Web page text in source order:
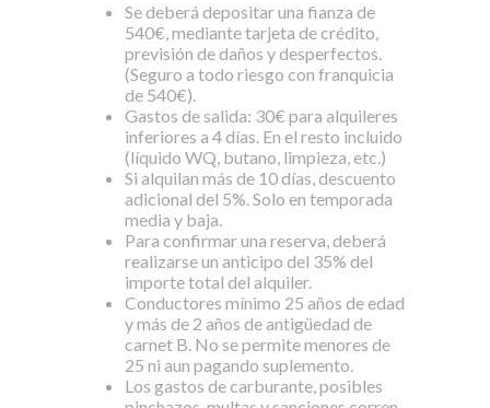
Se deberá depositar una fianza de
540€, mediante tarjeta de crédito,
previsión de daños y desperfectos.
(Seguro a todo riesgo con franquicia
de 540€).
Gastos de salida: 30€ para alquileres
inferiores a 4 días. En el resto incluido
(líquido WQ, butano, limpieza, etc.)
Si alquilan más de 10 días, descuento
adicional del 5%. Solo en temporada
media y baja.
Para confirmar una reserva, deberá
realizarse un anticipo del 35% del
importe total del alquiler.
Conductores mínimo 25 años de edad
y más de 2 años de antigüedad de
carnet B. No se permite menores de
25 ni aun pagando suplemento.
Los gastos de carburante, posibles